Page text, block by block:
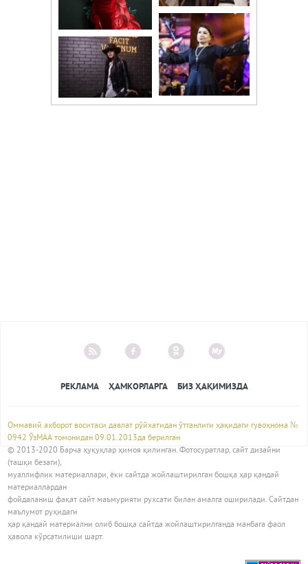
РЕКЛАМА ҲАМКОРЛАРГА БИЗ ҲАҚИМИЗДА
Оммавий ахборот воситаси давлат рўйхатидан ўтганлиги ҳақидаги гувоҳнома №
0942 ЎзМАА томонидан 09.01.2013да берилган
© 2013-2020 Барча ҳуқуқлар ҳимоя қилинган. Фотосуратлар, сайт дизайни
(ташқи безаги),
муаллифлик материаллари, ёки сайтда жойлаштирилган бошқа ҳар қандай
материаллардан
фойдаланиш фақат сайт маъмурияти рухсати билан амалга оширилади. Сайтдан
маълумот руҳидаги
ҳар қандай материални олиб бошқа сайтда жойлаштирилганда манбага фаол
ҳавола кўрсатилиши шарт.